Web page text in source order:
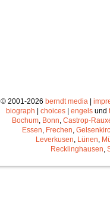
© 2001-2026 berndt media |
biograph | choices | engels und
Bochum Bonn Castrop-
Essen Frechen
Leverkusen Lünen
Recklinghausen